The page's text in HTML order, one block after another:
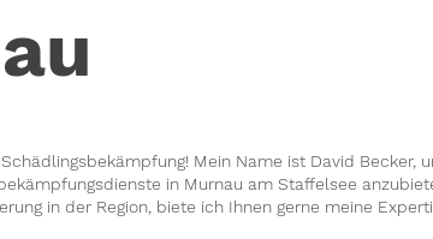
Mein Name ist David Becker,
in Murnau am Staffelsee
in der Region, biete ich Ihnen gerne meine